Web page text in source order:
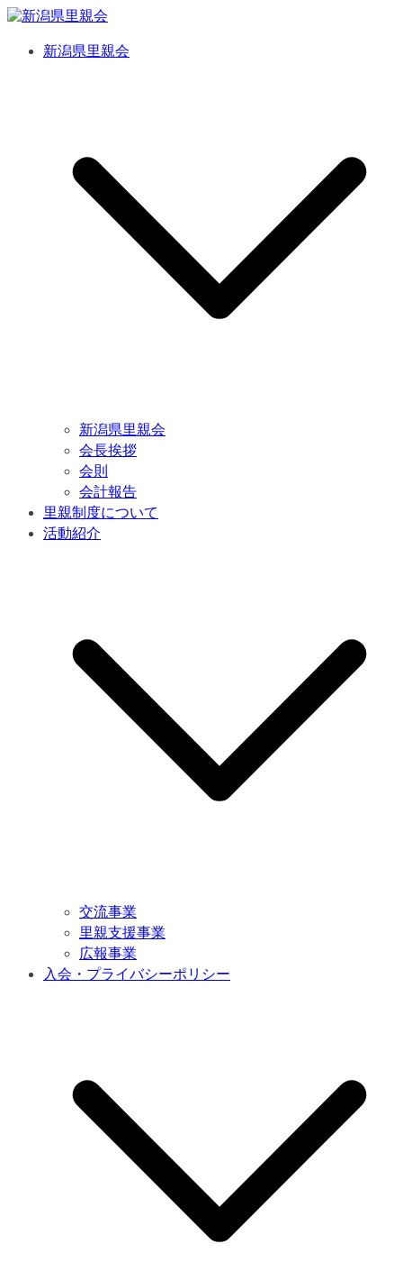
内
新潟県里親会
新潟県里親会
新潟県里親会
会長挨拶
会則
会計報告
里親制度について
活動紹介
交流事業
里親支援事業
広報事業
入会・プライバシーポリシー